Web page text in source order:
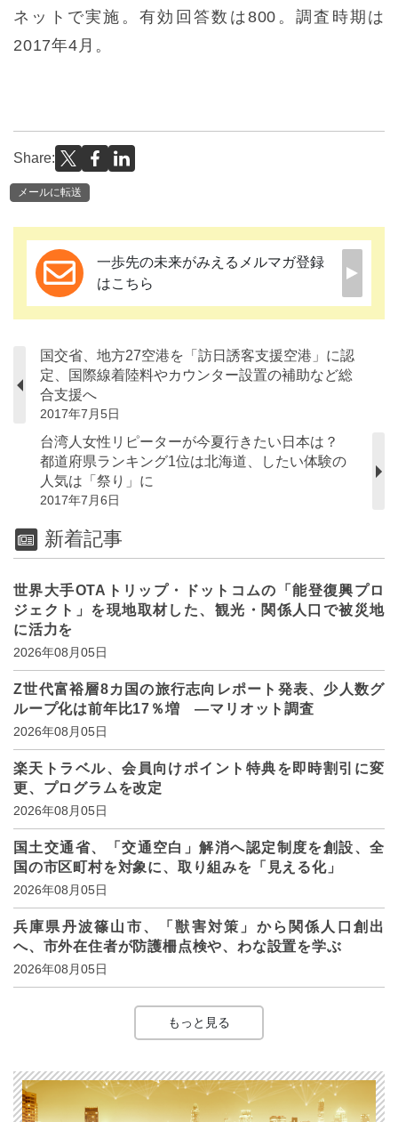
ネットで実施。有効回答数は800。調査時期は
2017年4月。
Share:
メールに転送
一歩先の未来がみえるメルマガ登録
はこちら
国交省、地方27空港を「訪日誘客支援空港」に認
定、国際線着陸料やカウンター設置の補助など総
合支援へ
2017年7月5日
台湾人女性リピーターが今夏行きたい日本は？
都道府県ランキング1位は北海道、したい体験の
人気は「祭り」に
2017年7月6日
新着記事
世界大手OTAトリップ・ドットコムの「能登復興プロ
ジェクト」を現地取材した、観光・関係人口で被災地
に活力を
2026年08月05日
Z世代富裕層8カ国の旅行志向レポート発表、少人数グ
ループ化は前年比17％増 ―マリオット調査
2026年08月05日
楽天トラベル、会員向けポイント特典を即時割引に変
更、プログラムを改定
2026年08月05日
国土交通省、「交通空白」解消へ認定制度を創設、全
国の市区町村を対象に、取り組みを「見える化」
2026年08月05日
兵庫県丹波篠山市、「獣害対策」から関係人口創出
へ、市外在住者が防護柵点検や、わな設置を学ぶ
2026年08月05日
もっと見る